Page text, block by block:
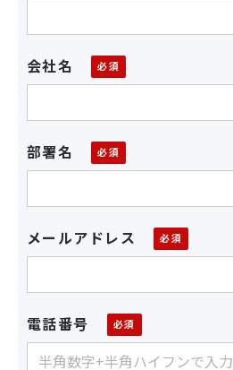
会社名
部署名
メールアドレス
電話番号